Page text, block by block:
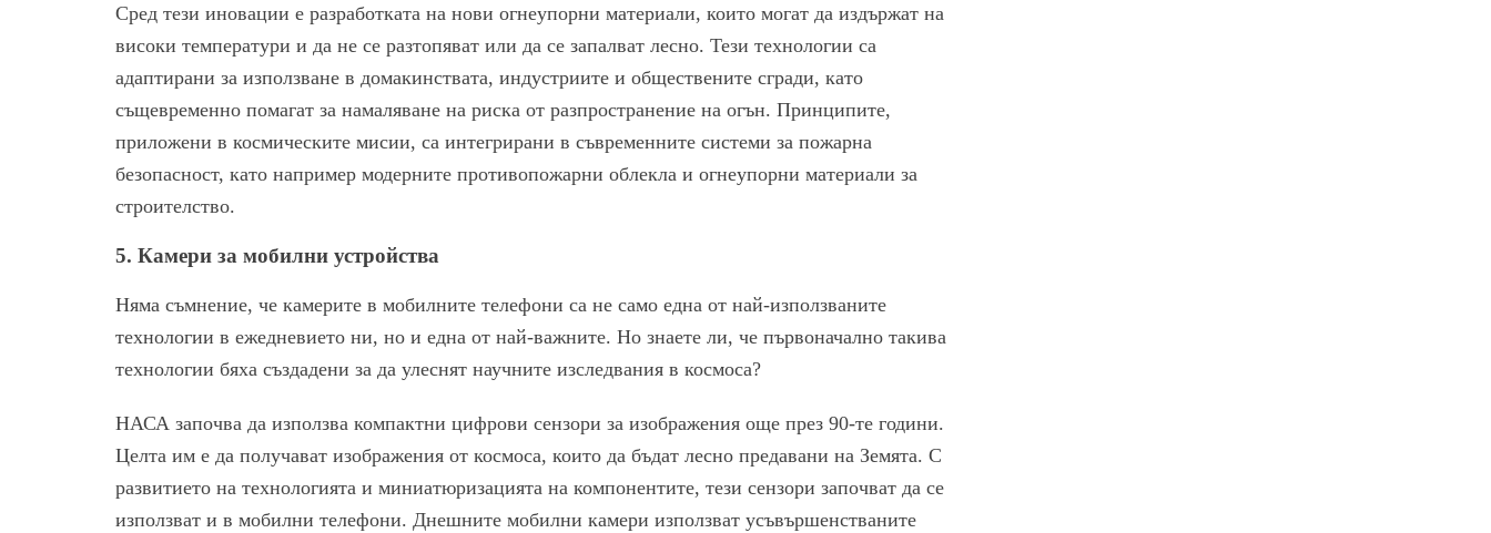
Сред тези иновации е разработката на нови огнеупорни материали, които могат да издържат на
високи температури и да не се разтопяват или да се запалват лесно. Тези технологии са
адаптирани за използване в домакинствата, индустриите и обществените сгради, като
същевременно помагат за намаляване на рискa от разпространение на огън. Принципите,
приложени в космическите мисии, са интегрирани в съвременните системи за пожарна
безопасност, като например модерните противопожарни облекла и огнеупорни материали за
строителство.
5. Камери за мобилни устройства
Няма съмнение, че камерите в мобилните телефони са не само една от най-използваните
технологии в ежедневието ни, но и една от най-важните. Но знаете ли, че първоначално такива
технологии бяха създадени за да улеснят научните изследвания в космоса?
НАСА започва да използва компактни цифрови сензори за изображения още през 90-те години.
Целта им е да получават изображения от космоса, които да бъдат лесно предавани на Земята. С
развитието на технологията и миниатюризацията на компонентите, тези сензори започват да се
използват и в мобилни телефони. Днешните мобилни камери използват усъвършенстваните